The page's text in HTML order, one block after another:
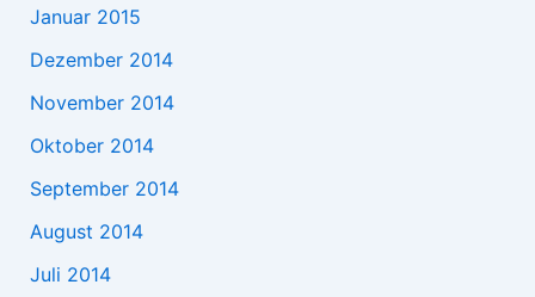
Januar 2015
Dezember 2014
November 2014
Oktober 2014
September 2014
August 2014
Juli 2014